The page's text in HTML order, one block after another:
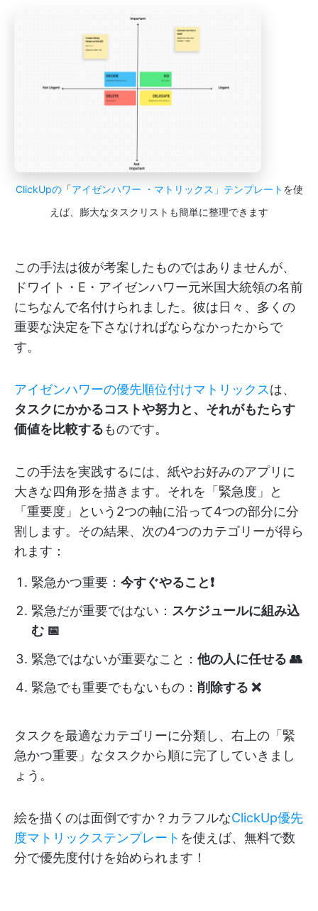
ClickUpの「アイゼンハワー ・マトリックス」テンプレート を使
えば、膨大なタスクリストも簡単に整理できます
この手法は彼が考案したものではありませんが、
ドワイト・E・アイゼンハワー元米国大統領の名前
にちなんで名付けられました。彼は日々、多くの
重要な決定を下さなければならなかったからで
す。
アイゼンハワーの優先順位付けマトリックスは、
タスクにかかるコストや努力と、それがもたらす
価値を比較するものです。
この手法を実践するには、紙やお好みのアプリに
大きな四角形を描きます。それを「緊急度」と
「重要度」という2つの軸に沿って4つの部分に分
割します。その結果、次の4つのカテゴリーが得ら
れます：
緊急かつ重要： 今すぐやること❗
緊急だが重要ではない： スケジュールに組み込
む 📅
緊急ではないが重要なこと： 他の人に任せる 👥
緊急でも重要でもないもの： 削除する ❌
タスクを最適なカテゴリーに分類し、右上の「緊
急かつ重要」なタスクから順に完了していきまし
ょう。
絵を描くのは面倒ですか？カラフルなClickUp優先
度マトリックステンプレート を使えば、無料で数
分で優先度付けを始められます！